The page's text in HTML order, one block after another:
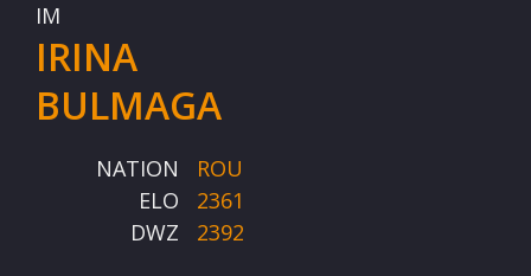
IM
IRINA
BULMAGA
NATION
ROU
ELO
2361
DWZ
2392